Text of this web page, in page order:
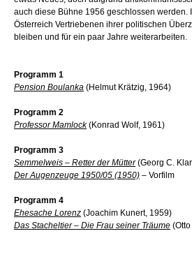
auch diese Bühne 1956 geschlossen werden.
Österreich Vertriebenen ihrer politischen
bleiben und für ein paar Jahre weiterarbeiten.
Programm 1
Pension Boulanka (Helmut Krätzig, 1964)
Programm 2
Professor Mamlock(Konrad Wolf, 1961)
Programm 3
Semmelweis – Retter der Mütter(Georg C.
Der Augenzeuge 1950/05 (1950) – Vorfilm
Programm 4
Ehesache Lorenz (Joachim Kunert, 1959)
Das Stacheltier – Die Frau seiner Träume